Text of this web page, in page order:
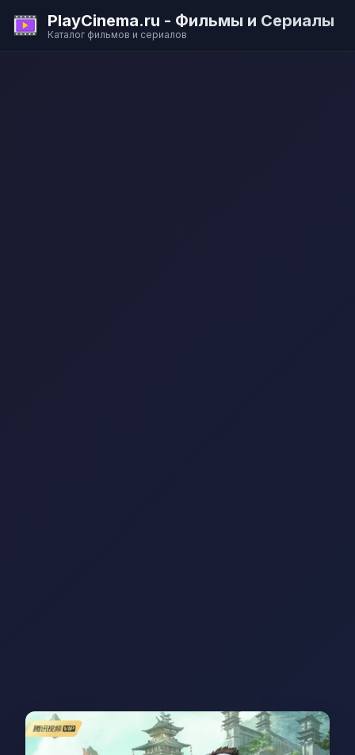
PlayCinema.ru - Фильмы и Сериалы
Каталог фильмов и сериалов